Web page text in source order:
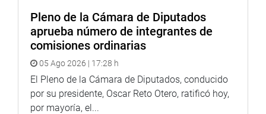
Pleno de la Cámara de Diputados
aprueba número de integrantes de
comisiones ordinarias
05 Ago 2026 | 17:28 h
El Pleno de la Cámara de Diputados, conducido
por su presidente, Oscar Reto Otero, ratificó hoy,
por mayoría, el...